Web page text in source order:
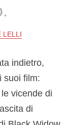
LELLI
indietro,
suoi film:
vicende di
di